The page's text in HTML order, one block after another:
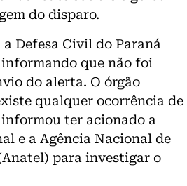
do disparo.
Defesa Civil do Paraná
que não foi
do alerta. O órgão
qualquer ocorrência de
ter acionado a
e a Agência Nacional de
para investigar o